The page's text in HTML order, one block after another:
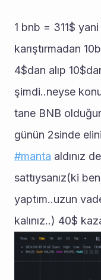
1 bnb = 311$
karıştırmadan
4$dan alıp
şimdi..neyse
tane BNB
#manta aldınız
sattıysanız(ki
yaptım..uzun
kalınız..) 40$